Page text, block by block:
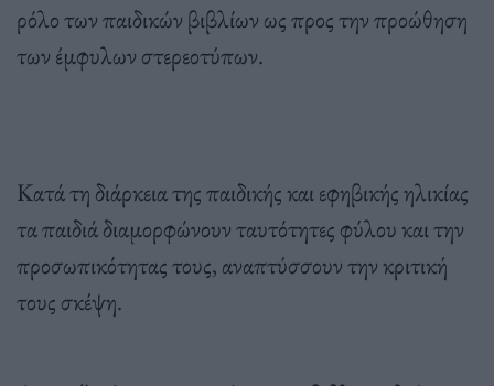
ρόλο των παιδικών βιβλίων ως προς την προώθηση
των έμφυλων στερεοτύπων.
Κατά τη διάρκεια της παιδικής και εφηβικής ηλικίας
τα παιδιά διαμορφώνουν ταυτότητες φύλου και την
προσωπικότητας τους, αναπτύσσουν την κριτική
τους σκέψη.